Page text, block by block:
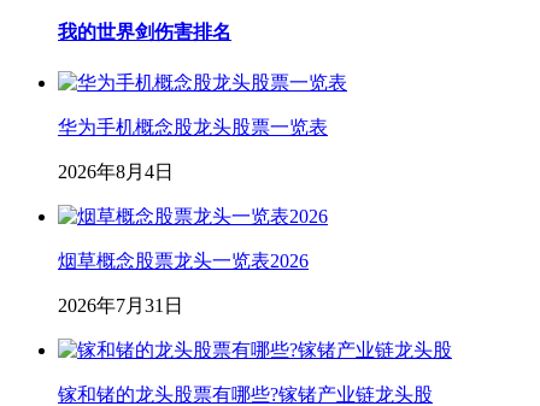
我的世界剑伤害排名
华为手机概念股龙头股票一览表
2026年8月4日
烟草概念股票龙头一览表2026
2026年7月31日
镓和锗的龙头股票有哪些?镓锗产业链龙头股